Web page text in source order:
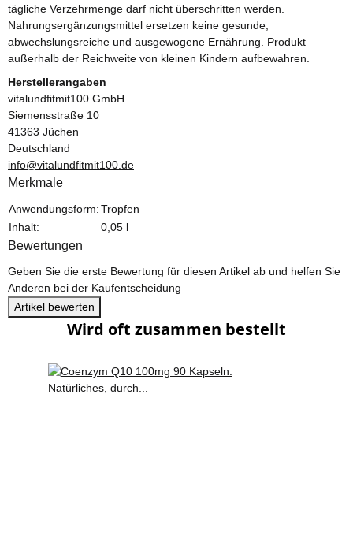
tägliche Verzehrmenge darf nicht überschritten werden.
Nahrungsergänzungsmittel ersetzen keine gesunde,
abwechslungsreiche und ausgewogene Ernährung. Produkt
außerhalb der Reichweite von kleinen Kindern aufbewahren.
Herstellerangaben
vitalundfitmit100 GmbH
Siemensstraße 10
41363 Jüchen
Deutschland
info@vitalundfitmit100.de
Merkmale
Produkteigenschaft
Wert
Anwendungsform:Tropfen
Inhalt:
0,05 l
Bewertungen
Geben Sie die erste Bewertung für diesen Artikel ab und helfen Sie
Anderen bei der Kaufentscheidung
Artikel bewerten
Wird oft zusammen bestellt